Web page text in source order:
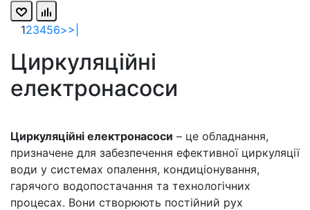
123456>>|
Циркуляційні
електронасоси
Циркуляційні електронасоси – це обладнання,
призначене для забезпечення ефективної циркуляції
води у системах опалення, кондиціонування,
гарячого водопостачання та технологічних
процесах. Вони створюють постійний рух